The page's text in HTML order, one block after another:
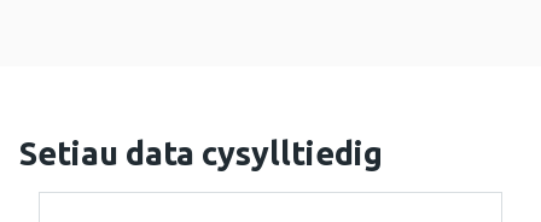
Setiau data cysylltiedig